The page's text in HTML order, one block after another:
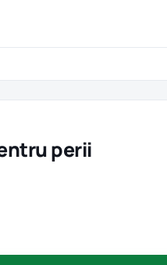
perii